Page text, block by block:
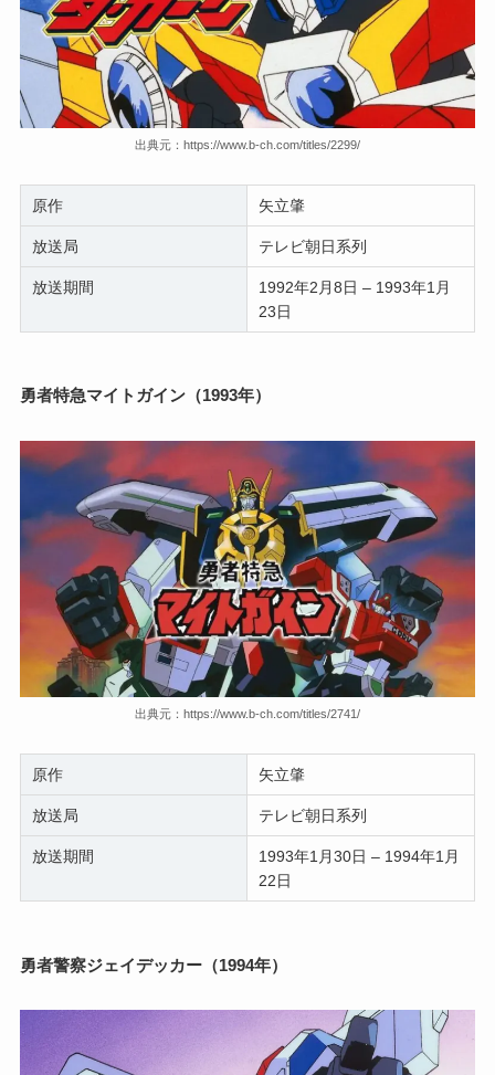
出典元：https://www.b-ch.com/titles/2299/
原作 矢立肇
放送局 テレビ朝日系列
放送期間
1992年2月8日 – 1993年1月
23日
勇者特急マイトガイン（1993年）
出典元：https://www.b-ch.com/titles/2741/
原作 矢立肇
放送局 テレビ朝日系列
放送期間
1993年1月30日 – 1994年1月
22日
勇者警察ジェイデッカー（1994年）